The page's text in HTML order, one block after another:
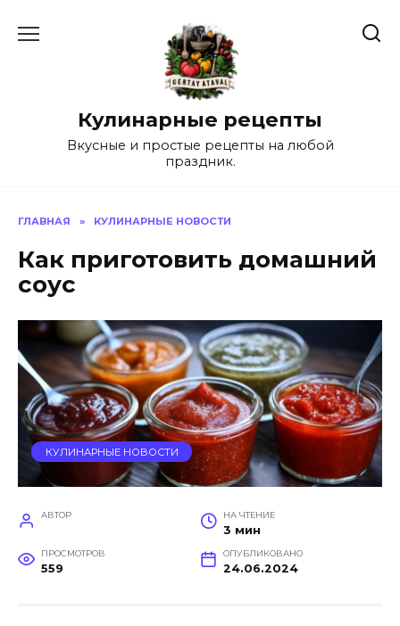
Кулинарные рецепты
Вкусные и простые рецепты на любой
праздник.
ГЛАВНАЯ » КУЛИНАРНЫЕ НОВОСТИ
Как приготовить домашний
соус
КУЛИНАРНЫЕ НОВОСТИ
АВТОР НА ЧТЕНИЕ
3 мин
ПРОСМОТРОВ
559
ОПУБЛИКОВАНО
24.06.2024